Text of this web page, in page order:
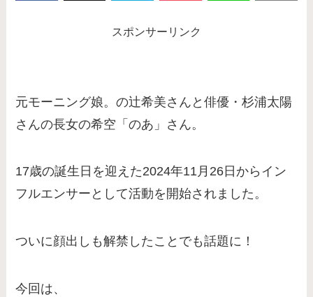
スポンサーリンク
元モーニング娘。の辻希美さんと俳優・杉浦太陽
さんの長女の希空「のあ」さん。
17歳の誕生日を迎えた2024年11月26日からイン
フルエンサーとして活動を開始されました。
ついに顔出しも解禁したことでも話題に！
今回は、